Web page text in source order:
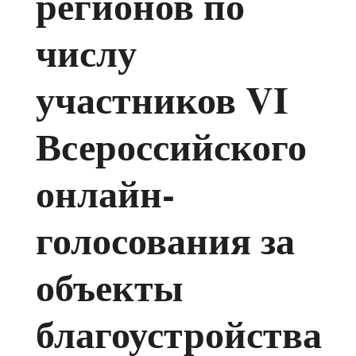
числу
участников VI
Всероссийского
онлайн-
голосования за
объекты
благоустройства